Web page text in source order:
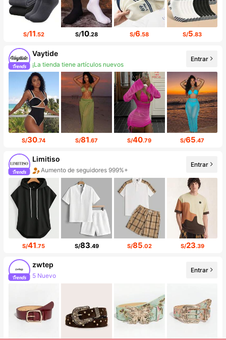
S/11.52 S/10.28 S/6.58 S/5.83
Vaytide
¡La tienda tiene artículos nuevos
5K seguidores
Entrar
S/30.74 S/81.67 S/40.79 S/65.47
Limitiso
Aumento de seguidores 999%+
Aumento de ventas del 999%+
Entrar
S/41.75 S/83.49 S/85.02 S/23.39
zwtep
5 Nuevo
10K seguidores
Entrar